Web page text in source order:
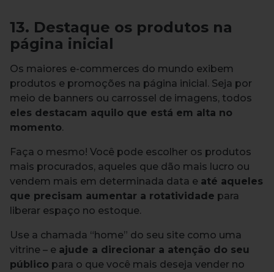
13. Destaque os produtos na
página inicial
Os maiores e-commerces do mundo exibem
produtos e promoções na página inicial. Seja por
meio de banners ou carrossel de imagens, todos
eles destacam aquilo que está em alta no
momento.
Faça o mesmo! Você pode escolher os produtos
mais procurados, aqueles que dão mais lucro ou
vendem mais em determinada data e até aqueles
que precisam aumentar a rotatividade para
liberar espaço no estoque.
Use a chamada “home” do seu site como uma
vitrine – e ajude a direcionar a atenção do seu
público para o que você mais deseja vender no